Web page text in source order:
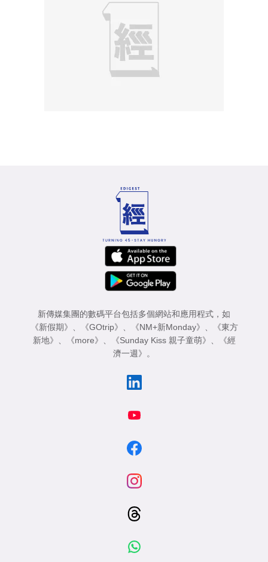
新傳媒集團的數碼平台包括多個網站和應用程式，如
《新假期》
《GOtrip》 《NM+新Monday》
《東方
新地》
《more》 《Sunday Kiss 親子童萌》
《經
濟一週》
。